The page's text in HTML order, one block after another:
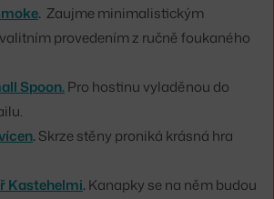
. Zaujme minimalistickým
provedením z ručně foukaného
Spoon.Pro hostinu vyladěnou do
. Skrze stěny proniká krásná hra
Kastehelmi. Kanapky se na něm budou